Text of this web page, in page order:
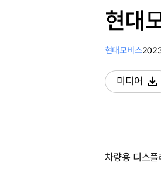
현대
현대모비스
미디어
다운
차량용 디스